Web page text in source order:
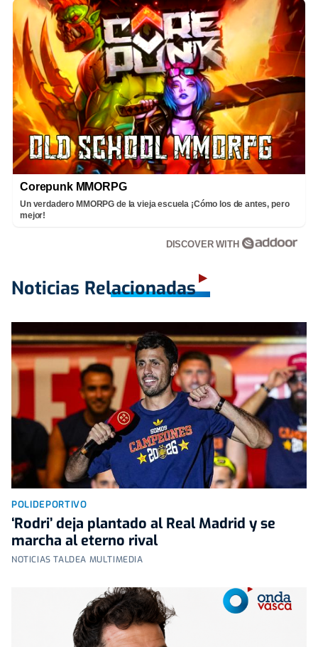
Corepunk MMORPG
Un verdadero MMORPG de la vieja escuela ¡Cómo los de antes, pero
mejor!
DISCOVER WITH
Noticias Relacionadas
POLIDEPORTIVO
‘Rodri’ deja plantado al Real Madrid y se
marcha al eterno rival
NOTICIAS TALDEA MULTIMEDIA